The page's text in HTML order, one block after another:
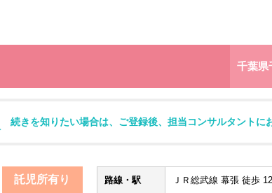
千葉県
続きを知りたい場合は、ご登録後、担当コンサルタントに
託児所有り 路線・駅 ＪＲ総武線 幕張 徒歩